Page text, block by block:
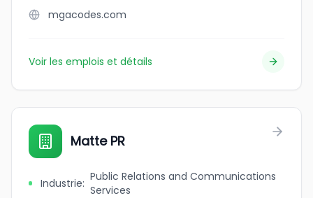
mgacodes.com
Voir les emplois et détails
Matte PR
Industrie: Public Relations and Communications
Services